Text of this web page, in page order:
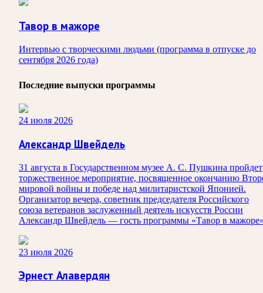
Тавор в мажоре
Интервью с творческими людьми (программа в отпуске до
сентября 2026 года)
Последние выпуски программы
24 июля 2026
Александр Швейдель
31 августа в Государственном музее А. С. Пушкина пройдет
торжественное мероприятие, посвященное окончанию
мировой войны и победе над милитаристской Японией.
Организатор вечера, советник председателя Российского
союза ветеранов заслуженный деятель искусств России
Александр Швейдель — гость программы «Тавор в
23 июля 2026
Эрнест Алавердян